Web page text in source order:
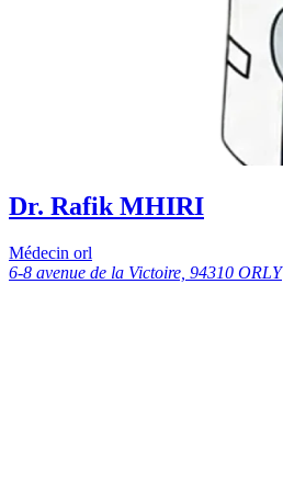
Dr. Rafik MHIRI
Médecin orl
6-8 avenue de la Victoire, 94310 ORLY